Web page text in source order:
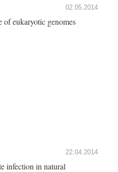
02.05.2014
of eukaryotic genomes
22.04.2014
infection in natural